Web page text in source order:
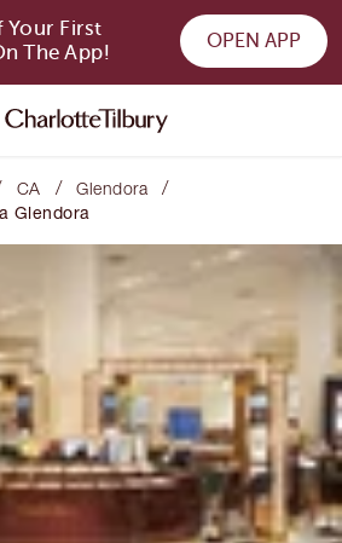
Your First
The App!
OPEN APP
CA / Glendora /
Glendora